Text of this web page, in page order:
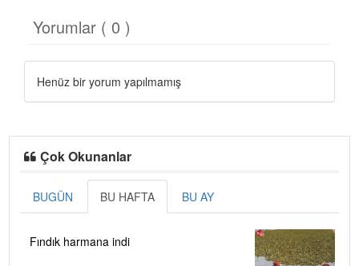
Yorumlar ( 0 )
Henüz bir yorum yapılmamış
Çok Okunanlar
BUGÜN BU HAFTA BU AY
Fındık harmana indi